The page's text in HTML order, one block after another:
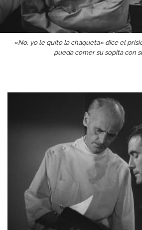
«No, yo le quito la chaqueta» dice el
pueda comer su sopita con